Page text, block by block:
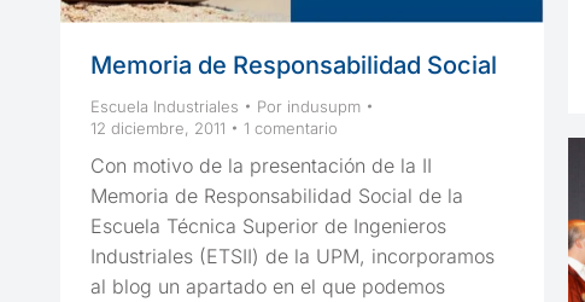
Memoria de Responsabilidad Social
Escuela Industriales Por indusupm
12 diciembre, 2011
1 comentario
Con motivo de la presentación de la II
Memoria de Responsabilidad Social de la
Escuela Técnica Superior de Ingenieros
Industriales (ETSII) de la UPM, incorporamos
al blog un apartado en el que podemos